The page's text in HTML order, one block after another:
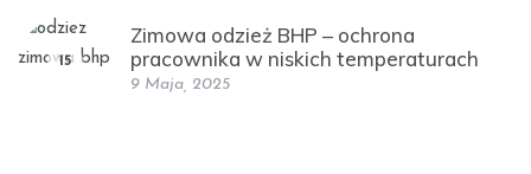
15
Zimowa odzież BHP – ochrona
pracownika w niskich temperaturach
9 Maja, 2025